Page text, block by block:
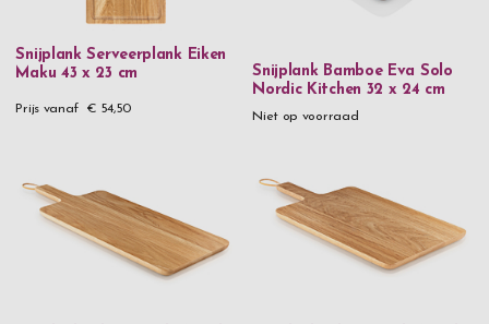
Snijplank Serveerplank Eiken
Maku 43 x 23 cm
Prijs vanaf € 54,50
Snijplank Bamboe Eva Solo
Nordic Kitchen 32 x 24 cm
Niet op voorraad